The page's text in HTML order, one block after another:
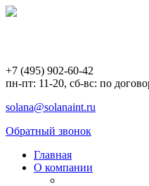
+7 (495) 902-60-42
пн-пт: 11-20, сб-вс: по
solana@solanaint.ru
Обратный звонок
Главная
О компании